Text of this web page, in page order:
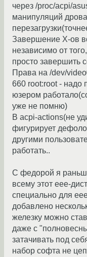
через /proc/acpi/
манипуляций
Завершение Х-ов
независимо от
просто завершить
Права на /dev/
660 root:root - надо
юзером
уже не помню)
В acpi-actions(не
фигурирует
другими
работать..
С федорой я
всему этот еее-
специально для
добавлено
железку можно
даже с
затачивать под
набор софта не